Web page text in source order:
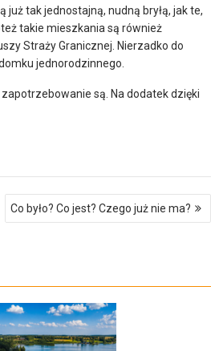
tak jednostajną, nudną bryłą, jak te,
takie mieszkania są również
Straży Granicznej. Nierzadko do
jednorodzinnego.
są. Na dodatek dzięki
Co było? Co jest? Czego już nie ma?